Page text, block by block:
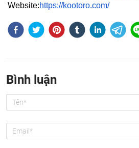
Website:https://kootoro.com/
Bình luận